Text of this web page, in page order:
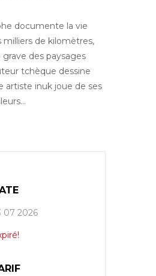
documente la vie
milliers de kilomètres,
des paysages
tchèque dessine
artiste inuk joue de ses
07 2026